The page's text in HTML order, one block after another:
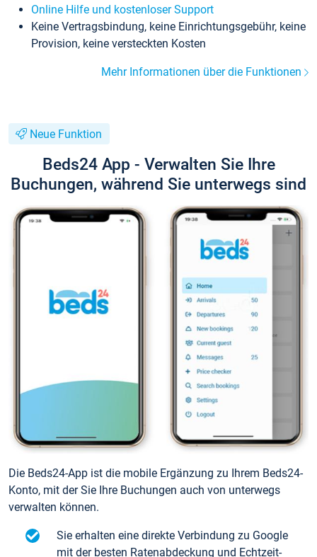
Online Hilfe und kostenloser Support
Keine Vertragsbindung, keine Einrichtungsgebühr, keine
Provision, keine versteckten Kosten
Mehr Informationen über die Funktionen
Neue Funktion
Beds24 App - Verwalten Sie Ihre
Buchungen, während Sie unterwegs sind
Die Beds24-App ist die mobile Ergänzung zu Ihrem Beds24-
Konto, mit der Sie Ihre Buchungen auch von unterwegs
verwalten können.
Sie erhalten eine direkte Verbindung zu Google
mit der besten Ratenabdeckung und Echtzeit-